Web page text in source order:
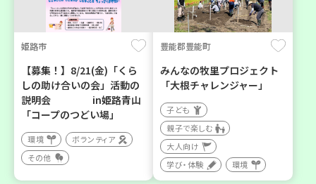
姫路市
【募集！】8/21(金)「くら
しの助け合いの会」活動の
説明会 in姫路青山
「コープのつどい場」
環境
ボランティア
その他
豊能郡豊能町
みんなの牧里プロジェクト
「大根チャレンジャー」
子ども
親子で楽しむ
大人向け
学び・体験
環境